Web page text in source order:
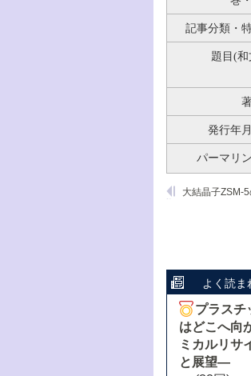
記事分類・
題目(和
発行年
パーマリ
よく読ま
プラスチ
はどこへ向
ミカルリサ
と展望―